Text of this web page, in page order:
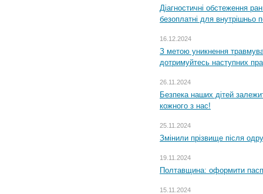
Діагностичні обстеження
безоплатні для внутрішньо
16.12.2024
З метою уникнення
дотримуйтесь наступних
26.11.2024
Безпека наших дітей
кожного з нас!
25.11.2024
Змінили прізвище після
19.11.2024
Полтавщина: оформити
15.11.2024